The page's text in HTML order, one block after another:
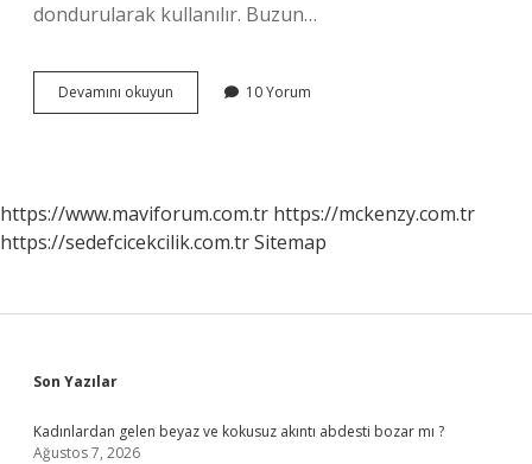
dondurularak kullanılır. Buzun…
Devamını okuyun
Kalıplarının
10 Yorum
https://www.maviforum.com.tr https://mckenzy.com.tr
https://sedefcicekcilik.com.trSitemap
Sidebar
Son Yazılar
Kadınlardan gelen beyaz ve kokusuz akıntı abdesti bozar mı ?
Ağustos 7, 2026